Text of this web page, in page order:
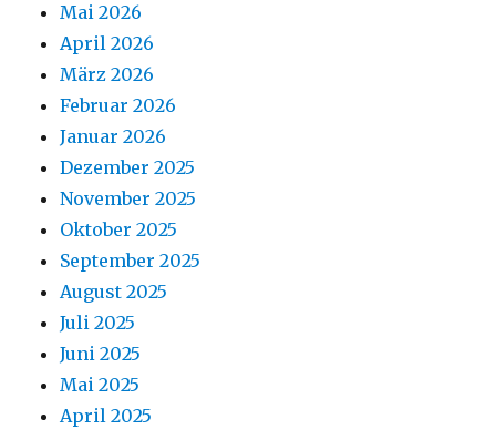
Mai 2026
April 2026
März 2026
Februar 2026
Januar 2026
Dezember 2025
November 2025
Oktober 2025
September 2025
August 2025
Juli 2025
Juni 2025
Mai 2025
April 2025